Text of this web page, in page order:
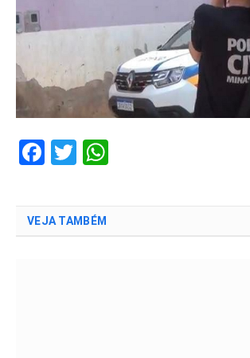
Facebook
Twitter
VEJA TAMBÉM